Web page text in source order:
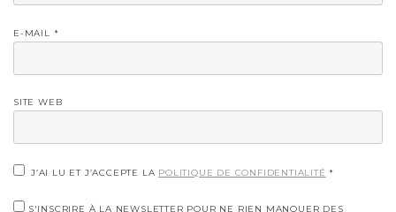
E-MAIL *
SITE WEB
J’AI LU ET J’ACCEPTE LA POLITIQUE DE CONFIDENTIALITÉ *
S'INSCRIRE À LA NEWSLETTER POUR NE RIEN MANQUER DES